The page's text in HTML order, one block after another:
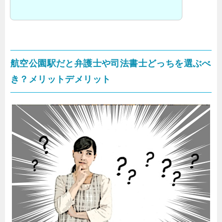
航空公園駅だと弁護士や司法書士どっちを選ぶべ
き？メリットデメリット